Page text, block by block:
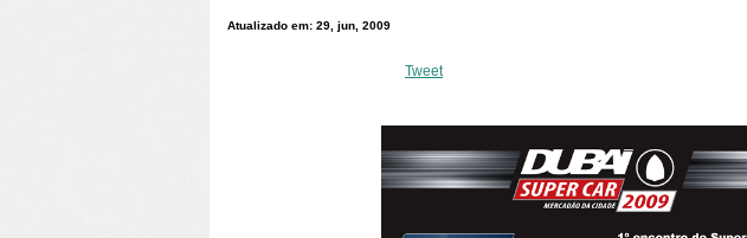
Atualizado em: 29, jun, 2009
Tweet